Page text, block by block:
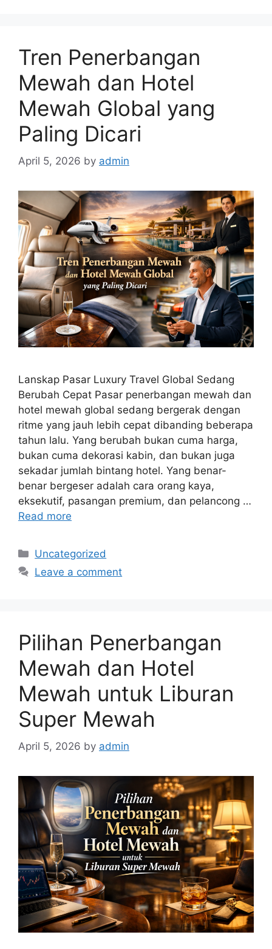
Tren Penerbangan
Mewah dan Hotel
Mewah Global yang
Paling Dicari
April 5, 2026 by admin
Lanskap Pasar Luxury Travel Global Sedang
Berubah Cepat Pasar penerbangan mewah dan
hotel mewah global sedang bergerak dengan
ritme yang jauh lebih cepat dibanding beberapa
tahun lalu. Yang berubah bukan cuma harga,
bukan cuma dekorasi kabin, dan bukan juga
sekadar jumlah bintang hotel. Yang benar-
benar bergeser adalah cara orang kaya,
eksekutif, pasangan premium, dan pelancong …
Read more
Categories
Uncategorized
Leave a comment
Pilihan Penerbangan
Mewah dan Hotel
Mewah untuk Liburan
Super Mewah
April 5, 2026 by admin